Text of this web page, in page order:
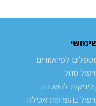
לפי אזורים
מוזל
להשכרה
בהפרעות אכילה